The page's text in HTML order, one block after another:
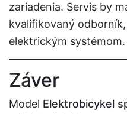
zariadenia. Servis by
kvalifikovaný
elektrickým systémom.
Záver
Model Elektrobicykel